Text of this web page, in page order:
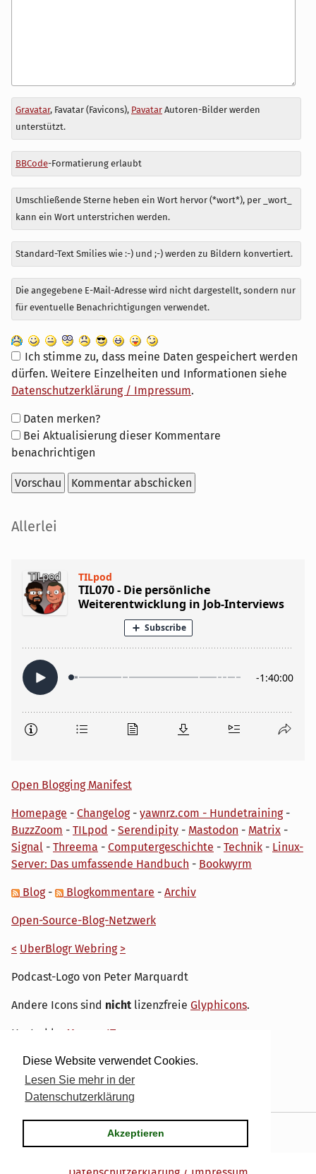
Diese Website verwendet Cookies.
Lesen Sie mehr in der
Datenschutzerklärung
Akzeptieren
Antwort
zu
Gravatar, Favatar (Favicons), PavatarAutoren-Bilder werden
unterstützt.
BBCode-Formatierung erlaubt
Umschließende Sterne heben ein Wort hervor (*wort*), per _wort_
kann ein Wort unterstrichen werden.
Standard-Text Smilies wie :-) und ;-) werden zu Bildern konvertiert.
Die angegebene E-Mail-Adresse wird nicht dargestellt, sondern nur
für eventuelle Benachrichtigungen verwendet.
Ich stimme zu, dass meine Daten gespeichert werden
dürfen. Weitere Einzelheiten und Informationen siehe
Datenschutzerklärung / Impressum.
Formular-
Optionen
Daten merken?
Bei Aktualisierung dieser Kommentare
benachrichtigen
Seitenleiste
Allerlei
Open Blogging Manifest
Homepage - Changelog- yawnrz.com - Hundetraining-
BuzzZoom - TILpod - Serendipity - Mastodon - Matrix -
Signal - Threema - Computergeschichte - Technik - Linux-
Server: Das umfassende Handbuch - Bookwyrm
Blog- Blogkommentare - Archiv
Open-Source-Blog-Netzwerk
< UberBlogr Webring >
Podcast-Logo von Peter Marquardt
Andere Icons sind nicht lizenzfreie Glyphicons.
Hosted by My own IT.
Serendipity& the dirk